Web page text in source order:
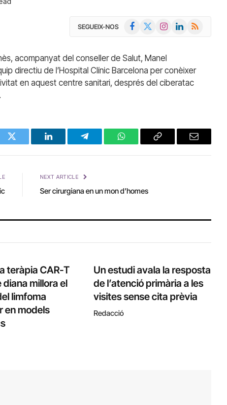
SEGUEIX-NOS Facebook InstagramLinkedIn
RSS
acompanyat del conseller de Salut, Manel
directiu de l’Hospital Clínic Barcelona per conèixer
en aquest centre sanitari, després del ciberatac
Twitter LinkedIn Telegram WhatsAppCopy
Email
NEXT ARTICLE
Ser cirurgiana en un mon d’homes
teràpia CAR-T
diana millora el
limfoma
en models
Un estudi avala la resposta
de l’atenció primària a les
visites sense cita prèvia
Redacció